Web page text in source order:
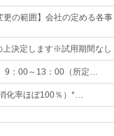
の範囲】会社の定める各事
決定します※試用期間なし
9：00～13：00（所定…
化率ほぼ100％）*…